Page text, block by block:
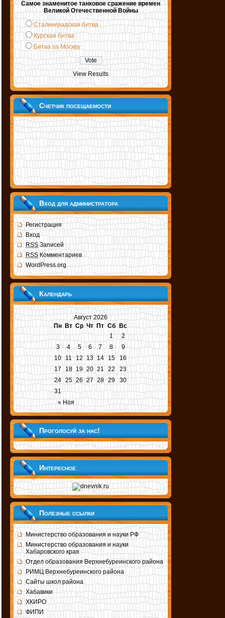
Самое знаменитое танковое сражение времен
Великой Отечественной Войны
Сталинградская битва
Курская битва
Битва за Москву
View Results
Счетчик посещаемости
Вход для администратора
Регистрация
Вход
RSSЗаписей
RSS Комментариев
WordPress.org
Календарь
Август 2026
Пн Вт Ср Чт Пт Сб Вс
« Ноя
1
2
3
4 5 6 7 8
9
10 11 12 13 14 15
16
17
18 19 20 21 22
23
24 25 26 27 28 29
30
31
Проголосуй за нас!
Интересное
Полезные ссылки
Министерство образования и науки РФ
Министерство образования и науки
Хабаровского края
Отдел образования Верхнебуреинского района
РИМЦ Верхнебуреинского района
Сайты школ района
Хабавики
ХКИРО
ФИПИ